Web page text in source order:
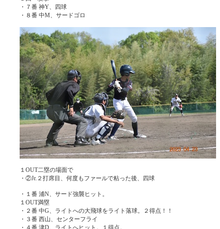
・７番 神Y、四球
・８番 中M、サードゴロ
１OUT二塁の場面で
・②Jr.２打席目、何度もファールで粘った後、四球
・１番 浦N、サード強襲ヒット。
１OUT満塁
・２番 中G、ライトへの大飛球をライト落球。２得点！！
・３番 西山、センターフライ
・４番 津D、ライトへヒット。１得点。